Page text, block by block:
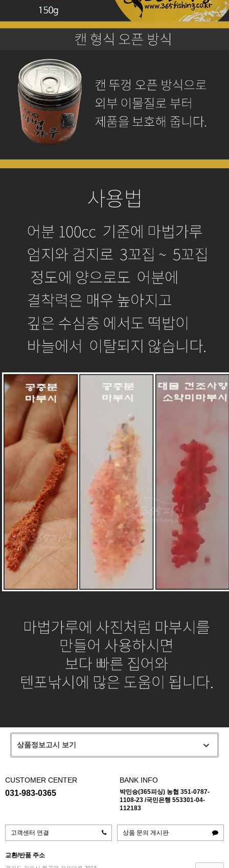
상품정보고시 보기
CUSTOMER CENTER
031-983-0365
BANK INFO
박민승(365피싱) 농협 351-0787-
1108-23 /국민은행 553301-04-
112183
고객센터 연결 상품 문의 게시판
교환/반품 주소